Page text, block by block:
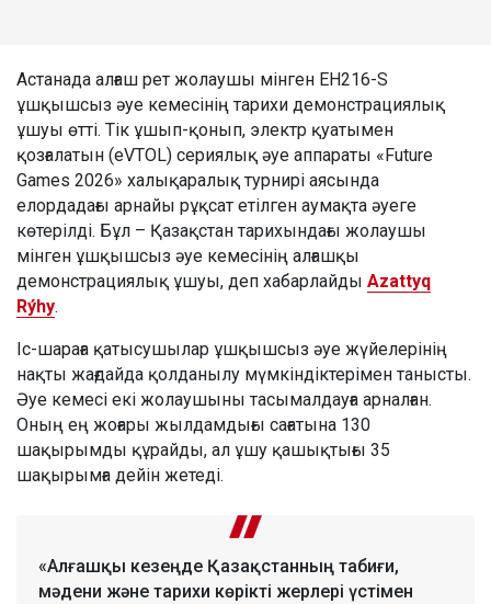
Астанада алғаш рет жолаушы мінген EH216-S
ұшқышсыз әуе кемесінің тарихи демонстрациялық
ұшуы өтті. Тік ұшып-қонып, электр қуатымен
қозғалатын (eVTOL) сериялық әуе аппараты «Future
Games 2026» халықаралық турнирі аясында
елордадағы арнайы рұқсат етілген аумақта әуеге
көтерілді. Бұл – Қазақстан тарихындағы жолаушы
мінген ұшқышсыз әуе кемесінің алғашқы
демонстрациялық ұшуы, деп хабарлайды Azattyq
Rýhy.
Іс-шараға қатысушылар ұшқышсыз әуе жүйелерінің
нақты жағдайда қолданылу мүмкіндіктерімен танысты.
Әуе кемесі екі жолаушыны тасымалдауға арналған.
Оның ең жоғары жылдамдығы сағатына 130
шақырымды құрайды, ал ұшу қашықтығы 35
шақырымға дейін жетеді.
«Алғашқы кезеңде Қазақстанның табиғи,
мәдени және тарихи көрікті жерлері үстімен